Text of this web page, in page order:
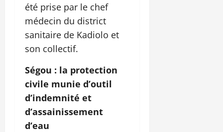
été prise par le chef
médecin du district
sanitaire de Kadiolo et
son collectif.
Ségou : la protection
civile munie d’outil
d’indemnité et
d’assainissement
d’eau